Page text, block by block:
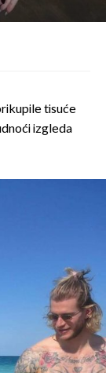
tisuće
izgleda